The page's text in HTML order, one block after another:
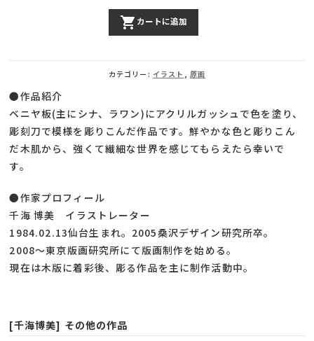
Moulin
Rouge
個
shopping_cart カートに追加
カテゴリー: イラスト 原画
●作品紹介
ベニヤ板(主にシナ、ラワン)にアクリルガッシュで色を塗り、
彫刻刀で模様を彫りこんだ作品です。鮮やかな色と彫りこん
だ木肌から、強くて繊細な世界を感じてもらえたら幸いで
す。
●作家プロフィール
千海 博美 イラストレーター
1984.02.13仙台生まれ。2005桑沢デザイン研究所卒。
2008～東京版画研究所にて版画制作を始める。
現在は木版に着彩後、彫る作品を主に制作活動中。
[千海博美] その他の作品